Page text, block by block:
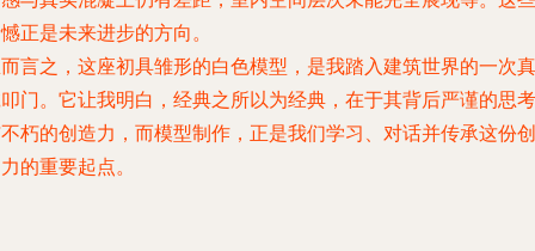
正是未来进步的方向。
言之，这座初具雏形的白色模型，是我踏入建筑世界的一次真
门。它让我明白，经典之所以为经典，在于其背后严谨的思考
朽的创造力，而模型制作，正是我们学习、对话并传承这份创
的重要起点。